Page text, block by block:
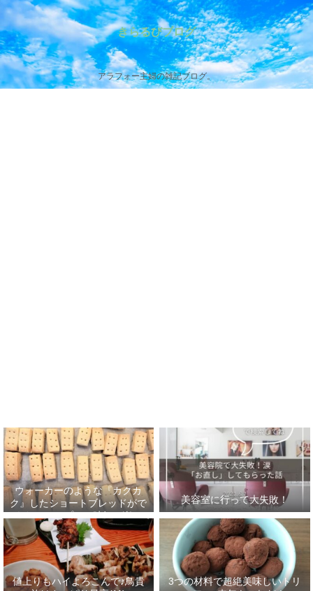
きらるびブログ
アラフォー主婦の雑記ブログ。
ウォーカーのような『カクカ
ク』したショートブレッドがで
きた！フープロで時短＆楽チ
ン！
美容室に行って大失敗！
値上りもハイよろこんで♪鳥貴
3つの材料で超絶美味しいトリ